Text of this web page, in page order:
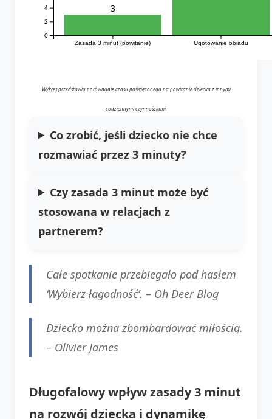
Zasada 3 minut (powitanie) Ugotowanie obiadu
0
2
4 3
Wykres przedstawia porównanie czasu poświęconego na powitanie dziecka z innymi
codziennymi czynnościami.
Co zrobić, jeśli dziecko nie chce
rozmawiać przez 3 minuty?
Czy zasada 3 minut może być
stosowana w relacjach z
partnerem?
Całe spotkanie przebiegało pod hasłem
‘Wybierz łagodność’. – Oh Deer Blog
Dziecko można zbombardować miłością.
– Olivier James
Długofalowy wpływ zasady 3 minut
na rozwój dziecka i dynamikę